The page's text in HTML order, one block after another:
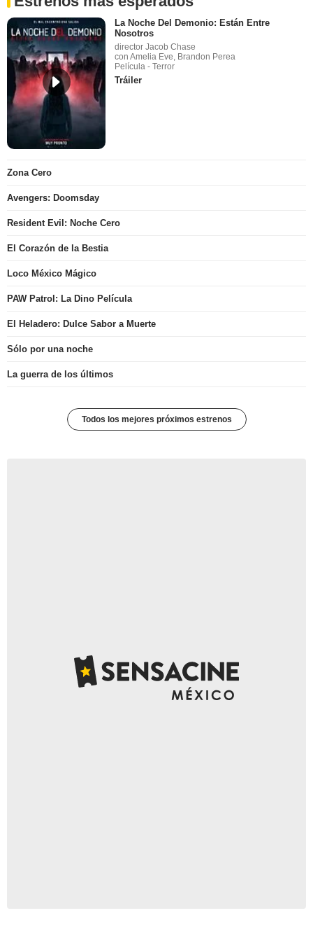
La Noche Del Demonio: Están Entre
Nosotros
director Jacob Chase
con Amelia Eve, Brandon Perea
Película - Terror
Tráiler
Zona Cero
Avengers: Doomsday
Resident Evil: Noche Cero
El Corazón de la Bestia
Loco México Mágico
PAW Patrol: La Dino Película
El Heladero: Dulce Sabor a Muerte
Sólo por una noche
La guerra de los últimos
Todos los mejores próximos estrenos